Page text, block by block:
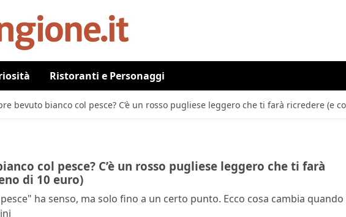
Ristoranti e Personaggi
bevuto bianco col pesce? C’è un rosso pugliese leggero che ti farà ricredere (e
col pesce? C’è un rosso pugliese leggero che ti farà
di 10 euro)
ha senso, ma solo fino a un certo punto. Ecco cosa cambia quando